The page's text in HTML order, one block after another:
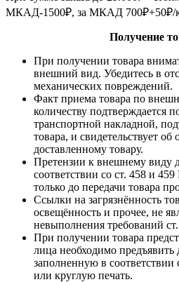
МКАД-1500₽, за МКАД 700₽+50₽/
Получение
При получении товара
внешний вид. Убедитесь в
механических повреждений.
Факт приема товара по
количеству подтверждается
транспортной накладной,
товара, и свидетельствует об
доставленному товару.
Претензии к внешнему виду
соответствии со ст. 458 и
только до передачи товара
Ссылки на загрязнённость
освещённость и прочее, не
невыполнения требований
При получении товара
лица необходимо предъявить
заполненную в соответствии
или круглую печать.